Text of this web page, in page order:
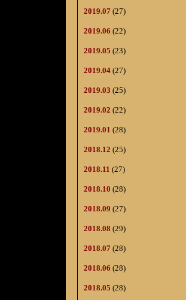
2019.07 (27)
2019.06 (22)
2019.05 (23)
2019.04 (27)
2019.03 (25)
2019.02 (22)
2019.01 (28)
2018.12 (25)
2018.11 (27)
2018.10 (28)
2018.09 (27)
2018.08 (29)
2018.07 (28)
2018.06 (28)
2018.05 (28)